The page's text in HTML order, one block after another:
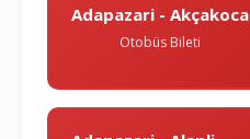
Adapazari - Akçakoca
Otobüs Bileti